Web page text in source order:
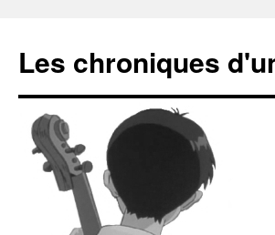
Les chroniques